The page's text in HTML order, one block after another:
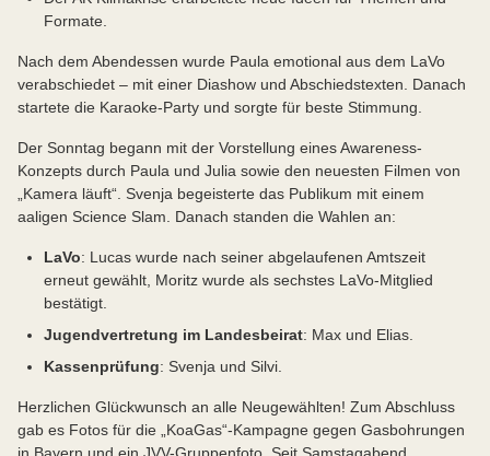
Formate.
Nach dem Abendessen wurde Paula emotional aus dem LaVo
verabschiedet – mit einer Diashow und Abschiedstexten. Danach
startete die Karaoke-Party und sorgte für beste Stimmung.
Der Sonntag begann mit der Vorstellung eines Awareness-
Konzepts durch Paula und Julia sowie den neuesten Filmen von
„Kamera läuft“. Svenja begeisterte das Publikum mit einem
aaligen Science Slam. Danach standen die Wahlen an:
LaVo: Lucas wurde nach seiner abgelaufenen Amtszeit
erneut gewählt, Moritz wurde als sechstes LaVo-Mitglied
bestätigt.
Jugendvertretung im Landesbeirat: Max und Elias.
Kassenprüfung: Svenja und Silvi.
Herzlichen Glückwunsch an alle Neugewählten! Zum Abschluss
gab es Fotos für die „KoaGas“-Kampagne gegen Gasbohrungen